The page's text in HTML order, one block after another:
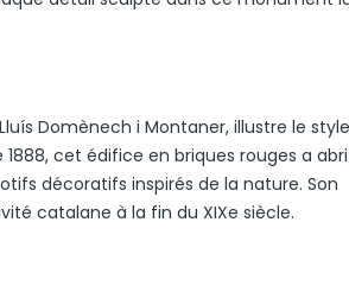
Domènech i Montaner, illustre le style
cet édifice en briques rouges a
décoratifs inspirés de la nature. Son
catalane à la fin du XIXe siècle.